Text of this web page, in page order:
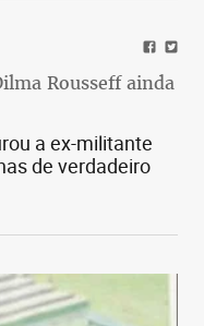
Rousseff ainda
a ex-militante
de verdadeiro